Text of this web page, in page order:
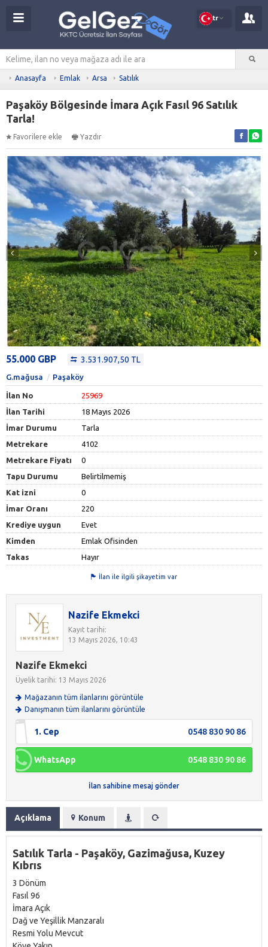
tr
Anasayfa Emlak Arsa Satılık
Paşaköy Bölgesinde İmara Açık Fasıl 96 Satılık
Tarla!
Favorilere ekle Yazdır
55.000 GBP 3.531.907,50 TL
G.mağusa Paşaköy
İlan No
25969
İlan Tarihi
18 Mayıs 2026
İmar Durumu
Tarla
Metrekare
4102
Metrekare Fiyatı
0
Tapu Durumu
Belirtilmemiş
Kat izni
0
İmar Oranı
220
Krediye uygun
Evet
Kimden
Emlak Ofisinden
Takas
Hayır
İlan ile ilgili şikayetim var
Nazife Ekmekci
Kayıt tarihi:
13 Mayıs 2026, 10:43
Nazife Ekmekci
Üyelik tarihi: 13 Mayıs 2026
Mağazanın tüm ilanlarını görüntüle
Danışmanın tüm ilanlarını görüntüle
1. Cep 0548 830 90 86
WhatsApp 0548 830 90 86
İlan sahibine mesaj gönder
Açıklama Konum
Satılık Tarla - Paşaköy, Gazimağusa, Kuzey
Kıbrıs
3 Dönüm
Fasıl 96
İmara Açık
Dağ ve Yeşillik Manzaralı
Resmi Yolu Mevcut